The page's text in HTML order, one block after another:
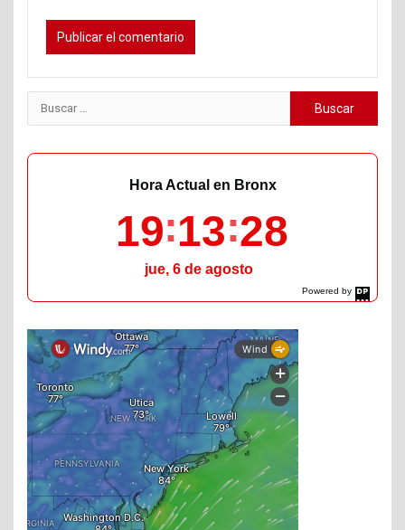
Buscar:
Powered by
DaysPedia.com
Hora Actual en Bronx
19 13 29
jue, 6 de agosto